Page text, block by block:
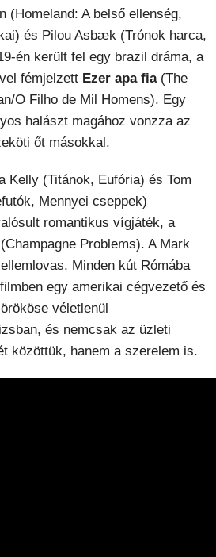
(Homeland: A belső ellenség,
és Pilou Asbæk (Trónok harca,
én került fel egy brazil dráma, a
fémjelzett Ezer apa fia(The
O Filho de Mil Homens). Egy
halászt magához vonzza az
őt másokkal.
Kelly (Titánok, Eufória) és Tom
Mennyei cseppek)
romantikus vígjáték, a
(Champagne Problems). A Mark
Minden kút Rómába
egy amerikai cégvezető és
véletlenül
és nemcsak az üzleti
közöttük, hanem a szerelem is.